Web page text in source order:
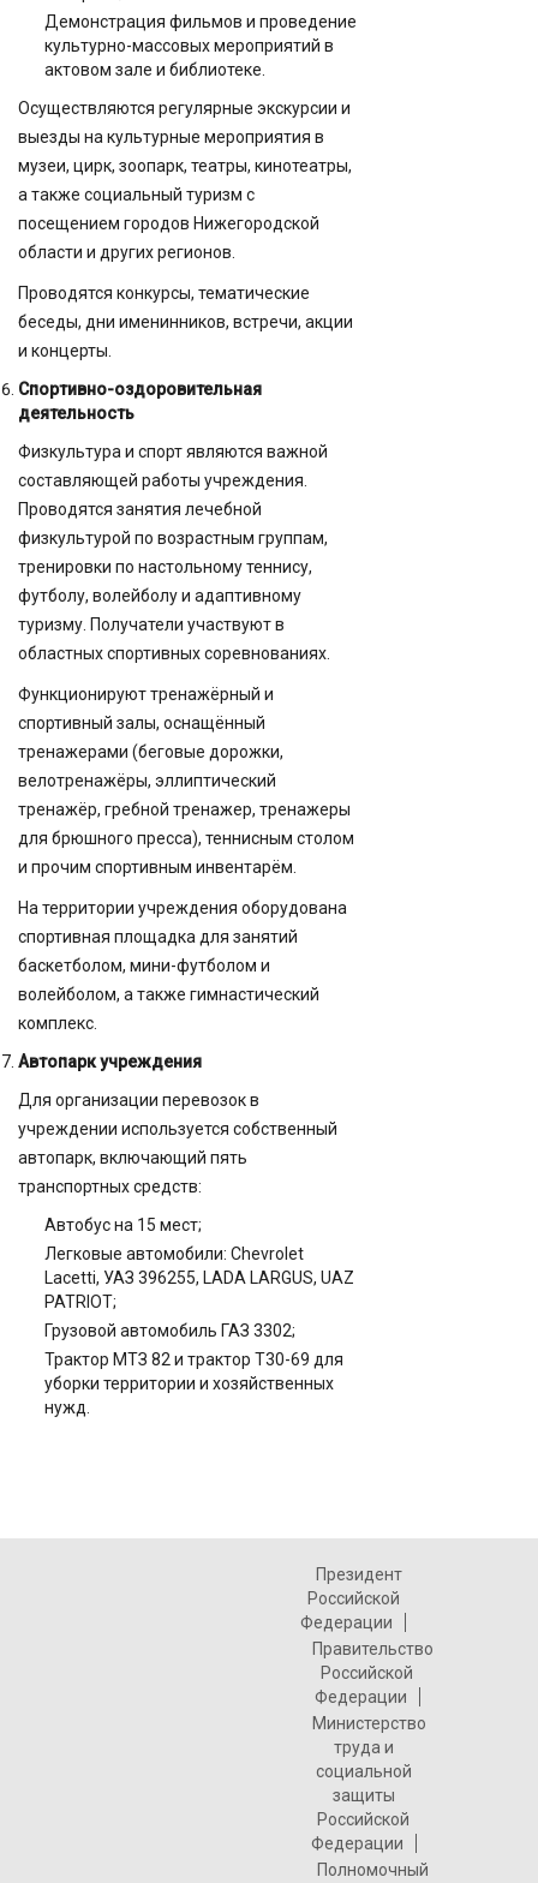
Демонстрация фильмов и проведение
культурно-массовых мероприятий в
актовом зале и библиотеке.
Осуществляются регулярные экскурсии и
выезды на культурные мероприятия в
музеи, цирк, зоопарк, театры, кинотеатры,
а также социальный туризм с
посещением городов Нижегородской
области и других регионов.
Проводятся конкурсы, тематические
беседы, дни именинников, встречи, акции
и концерты.
Спортивно-оздоровительная
деятельность
Физкультура и спорт являются важной
составляющей работы учреждения.
Проводятся занятия лечебной
физкультурой по возрастным группам,
тренировки по настольному теннису,
футболу, волейболу и адаптивному
туризму. Получатели участвуют в
областных спортивных соревнованиях.
Функционируют тренажёрный и
спортивный залы, оснащённый
тренажерами (беговые дорожки,
велотренажёры, эллиптический
тренажёр, гребной тренажер, тренажеры
для брюшного пресса), теннисным столом
и прочим спортивным инвентарём.
На территории учреждения оборудована
спортивная площадка для занятий
баскетболом, мини-футболом и
волейболом, а также гимнастический
комплекс.
Автопарк учреждения
Для организации перевозок в
учреждении используется собственный
автопарк, включающий пять
транспортных средств:
Автобус на 15 мест;
Легковые автомобили: Chevrolet
Lacetti, УАЗ 396255, LADA LARGUS, UAZ
PATRIOT;
Грузовой автомобиль ГАЗ 3302;
Трактор МТЗ 82 и трактор Т30-69 для
уборки территории и хозяйственных
нужд.
Президент
Российской
Федерации
Правительство
Российской
Федерации
Министерство
труда и
социальной
защиты
Российской
Федерации
Полномочный